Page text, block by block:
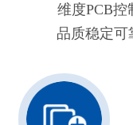
维度PCB控
品质稳定可